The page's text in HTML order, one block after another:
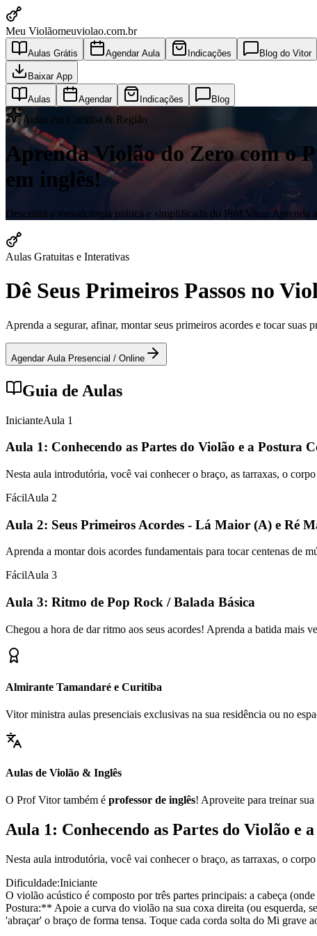
Meu Violãomeuviolao.com.br
Aulas Grátis Agendar Aula Indicações Blog do Vitor
Baixar App
Aulas Agendar Indicações Blog
Aulas em Curitiba & Região
Aprenda Violão do Zero com o
em inglês!
Descubra a metodologia prática e simplificada do Prof Vitor. Aprenda
Aulas Gratuitas e Interativas
Dê Seus Primeiros Passos no
Aprenda a segurar, afinar, montar seus primeiros acordes e tocar
Agendar Aula Presencial / Online
Guia de Aulas
InicianteAula 1
Aula 1: Conhecendo as Partes do Violão e a Postura
Nesta aula introdutória, você vai conhecer o braço, as tarraxas, o
FácilAula 2
Aula 2: Seus Primeiros Acordes - Lá Maior (A) e Ré
Aprenda a montar dois acordes fundamentais para tocar centenas de
FácilAula 3
Aula 3: Ritmo de Pop Rock / Balada Básica
Chegou a hora de dar ritmo aos seus acordes! Aprenda a batida mais
Almirante Tamandaré e Curitiba
Vitor ministra aulas presenciais exclusivas na sua residência ou no
Aulas de Violão & Inglês
O Prof Vitor também é professor de inglês! Aproveite para treinar
Aula 1: Conhecendo as Partes do Violão e
Nesta aula introdutória, você vai conhecer o braço, as tarraxas, o
Dificuldade:Iniciante
O violão acústico é composto por três partes principais: a cabeça
Postura:** Apoie a curva do violão na sua coxa direita (ou esquerda,
'abraçar' o braço de forma tensa. Toque cada corda solta do Mi grave